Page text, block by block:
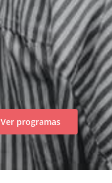
Ver programas